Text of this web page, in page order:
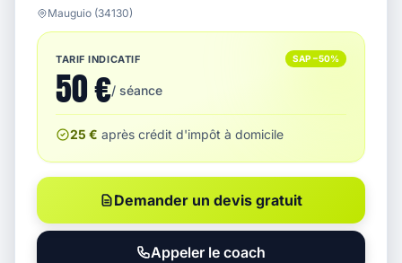
Mauguio (34130)
TARIF INDICATIF SAP −50%
50 €/ séance
25 € après crédit d'impôt à domicile
Demander un devis gratuit
Appeler le coach